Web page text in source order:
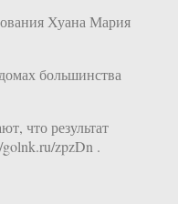
Хуана Мария
большинства
что результат
zpzDn .